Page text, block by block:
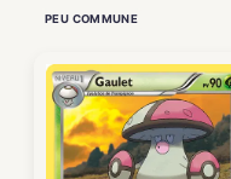
PEU COMMUNE